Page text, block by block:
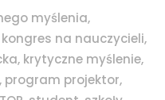
myślenia,
kongres na nauczycieli,
, krytyczne myślenie,
, program projektor,